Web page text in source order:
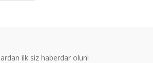
ilk siz haberdar olun!